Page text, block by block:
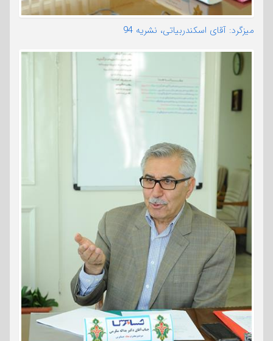
میزگرد: آقای اسکندربیاتی، نشریه 94